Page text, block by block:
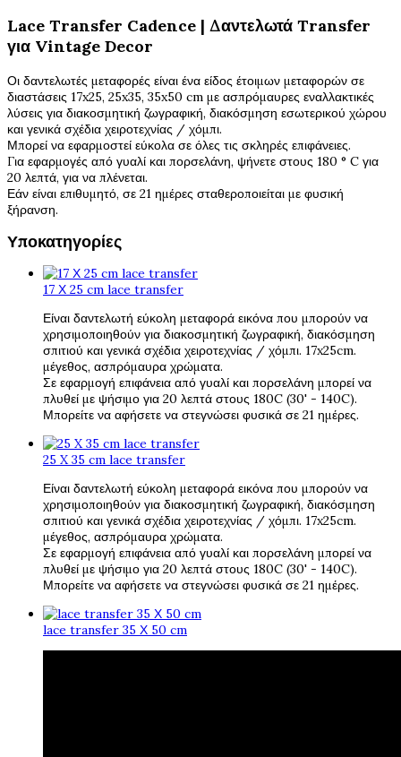
Lace Transfer Cadence | Δαντελωτά Transfer
για Vintage Decor
Οι δαντελωτές μεταφορές είναι ένα είδος έτοιμων μεταφορών σε
διαστάσεις 17x25, 25x35, 35x50 cm με ασπρόμαυρες εναλλακτικές
λύσεις για διακοσμητική ζωγραφική, διακόσμηση εσωτερικού χώρου
και γενικά σχέδια χειροτεχνίας / χόμπι.
Μπορεί να εφαρμοστεί εύκολα σε όλες τις σκληρές επιφάνειες.
Για εφαρμογές από γυαλί και πορσελάνη, ψήνετε στους 180 ° C για
20 λεπτά, για να πλένεται.
Εάν είναι επιθυμητό, σε 21 ημέρες σταθεροποιείται με φυσική
ξήρανση.
Υποκατηγορίες
17 Χ 25 cm lace transfer
Είναι δαντελωτή εύκολη μεταφορά εικόνα που μπορούν να
χρησιμοποιηθούν για διακοσμητική ζωγραφική, διακόσμηση
σπιτιού και γενικά σχέδια χειροτεχνίας / χόμπι. 17x25cm.
μέγεθος, ασπρόμαυρα χρώματα.
Σε εφαρμογή επιφάνεια από γυαλί και πορσελάνη μπορεί να
πλυθεί με ψήσιμο για 20 λεπτά στους 180C (30' - 140C).
Μπορείτε να αφήσετε να στεγνώσει φυσικά σε 21 ημέρες.
25 X 35 cm lace transfer
Είναι δαντελωτή εύκολη μεταφορά εικόνα που μπορούν να
χρησιμοποιηθούν για διακοσμητική ζωγραφική, διακόσμηση
σπιτιού και γενικά σχέδια χειροτεχνίας / χόμπι. 17x25cm.
μέγεθος, ασπρόμαυρα χρώματα.
Σε εφαρμογή επιφάνεια από γυαλί και πορσελάνη μπορεί να
πλυθεί με ψήσιμο για 20 λεπτά στους 180C (30' - 140C).
Μπορείτε να αφήσετε να στεγνώσει φυσικά σε 21 ημέρες.
lace transfer 35 Χ 50 cm